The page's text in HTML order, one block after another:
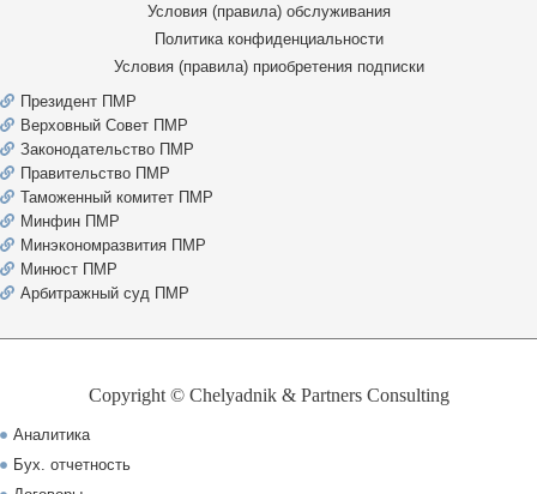
Условия (правила) обслуживания
Политика конфиденциальности
Условия (правила) приобретения подписки
Президент ПМР
Верховный Совет ПМР
Законодательство ПМР
Правительство ПМР
Таможенный комитет ПМР
Минфин ПМР
Минэкономразвития ПМР
Минюст ПМР
Арбитражный суд ПМР
Copyright © Chelyadnik & Partners Consulting
Аналитика
Бух. отчетность